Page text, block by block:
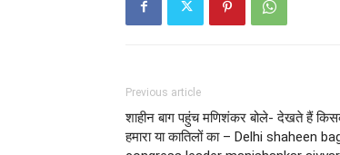
Previous article
शाहीन बाग पहुंच मणिशंकर बोले- देखते हैं
हमारा या कातिलों का – Delhi shaheen